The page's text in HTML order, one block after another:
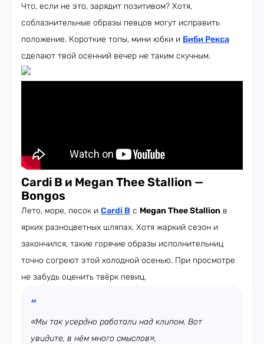
Что, если не это, зарядит позитивом? Хотя,
соблазнительные образы певцов могут исправить
положение. Короткие топы, мини юбки и Биби Рекса
сделают твой осенний вечер не таким скучным.
Cardi B и Megan Thee Stallion —
Bongos
Лето, море, песок и Cardi B с Megan Thee Stallion в
ярких разноцветных шляпах. Хотя жаркий сезон и
закончился, такие горячие образы исполнительниц
точно согреют этой холодной осенью. При просмотре
не забудь оценить твёрк певиц.
«Мы так усердно работали над клипом. Вот
увидите, в нём много смыслов»,